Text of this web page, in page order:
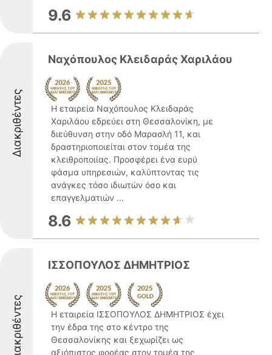
9.6
Διακριθέντες
Ναχόπουλος Κλειδαράς Χαριλάου
Η εταιρεία Ναχόπουλος Κλειδαράς
Χαριλάου εδρεύει στη Θεσσαλονίκη, με
διεύθυνση στην οδό Μαρασλή 11, και
δραστηριοποιείται στον τομέα της
κλειθροποιίας. Προσφέρει ένα ευρύ
φάσμα υπηρεσιών, καλύπτοντας τις
ανάγκες τόσο ιδιωτών όσο και
επαγγελματιών ...
8.6
Διακριθέντες
ΙΣΣΟΠΟΥΛΟΣ ΔΗΜΗΤΡΙΟΣ
Η εταιρεία ΙΣΣΟΠΟΥΛΟΣ ΔΗΜΗΤΡΙΟΣ έχει
την έδρα της στο κέντρο της
Θεσσαλονίκης και ξεχωρίζει ως
αξιόπιστος φορέας στον τομέα της